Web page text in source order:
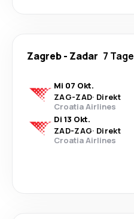
Zagreb- Zadar 7 Tage
Mi 07 Okt.
ZAG-ZAD· Direkt
Croatia Airlines
Di 13 Okt.
ZAD-ZAG· Direkt
Croatia Airlines